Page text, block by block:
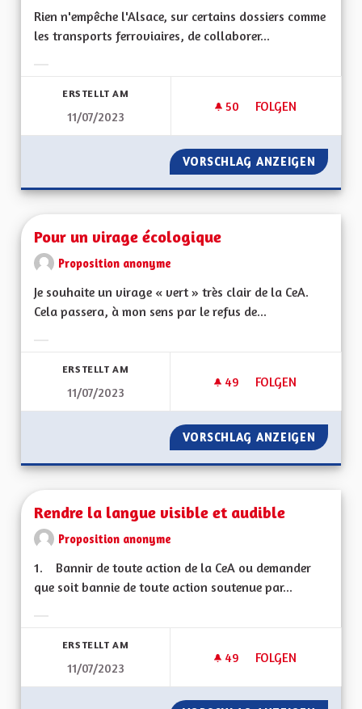
Rien n'empêche l'Alsace, sur certains dossiers comme
les transports ferroviaires, de collaborer...
ERSTELLT AM
11/07/2023
50 50 FOLLOWER
FOLGEN
SORTIR DU
VORSCHLAG ANZEIGEN
Pour un virage écologique
Proposition anonyme
Je souhaite un virage « vert » très clair de la CeA.
Cela passera, à mon sens par le refus de...
ERSTELLT AM
11/07/2023
49 49 FOLLOWER
FOLGEN
POUR UN VIRAGE
VORSCHLAG ANZEIGEN POUR
Rendre la langue visible et audible
Proposition anonyme
1. Bannir de toute action de la CeA ou demander
que soit bannie de toute action soutenue par...
ERSTELLT AM
11/07/2023
49 49 FOLLOWER
FOLGEN
RENDRE LA